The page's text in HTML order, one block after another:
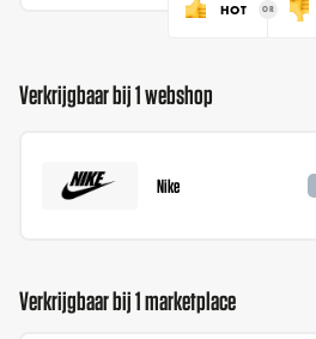
HOT
Verkrijgbaar bij 1 webshop
Nike
Verkrijgbaar bij 1 marketplace